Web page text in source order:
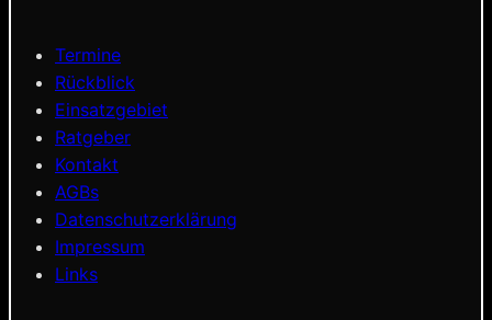
Termine
Rückblick
Einsatzgebiet
Ratgeber
Kontakt
AGBs
Datenschutzerklärung
Impressum
Links